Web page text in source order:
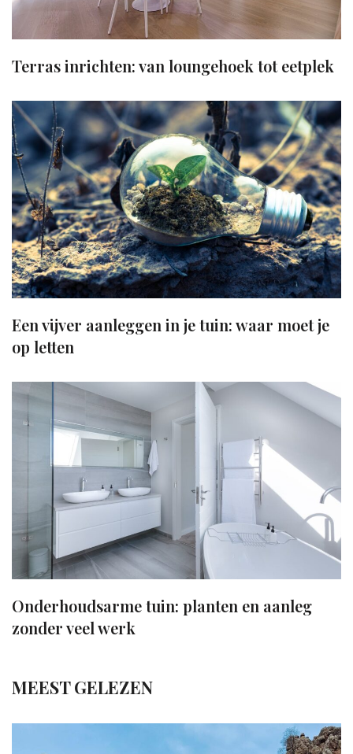
Terras inrichten: van loungehoek tot eetplek
Een vijver aanleggen in je tuin: waar moet je
op letten
Onderhoudsarme tuin: planten en aanleg
zonder veel werk
MEEST GELEZEN